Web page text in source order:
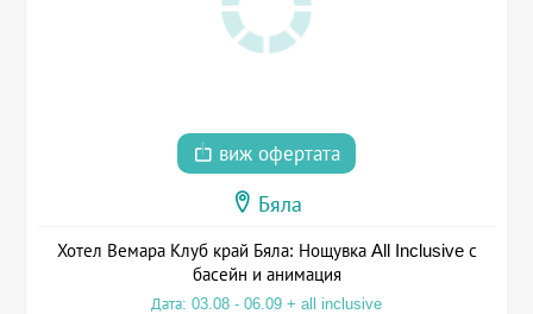
виж офертата
Бяла
Хотел Вемара Клуб край Бяла: Нощувка All Inclusive с
басейн и анимация
Дата: 03.08 - 06.09 + all inclusive